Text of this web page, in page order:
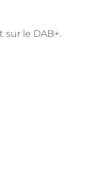
sur le DAB+.